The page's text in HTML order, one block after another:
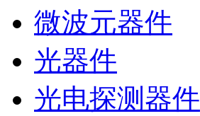
微波元器件
光器件
光电探测器件